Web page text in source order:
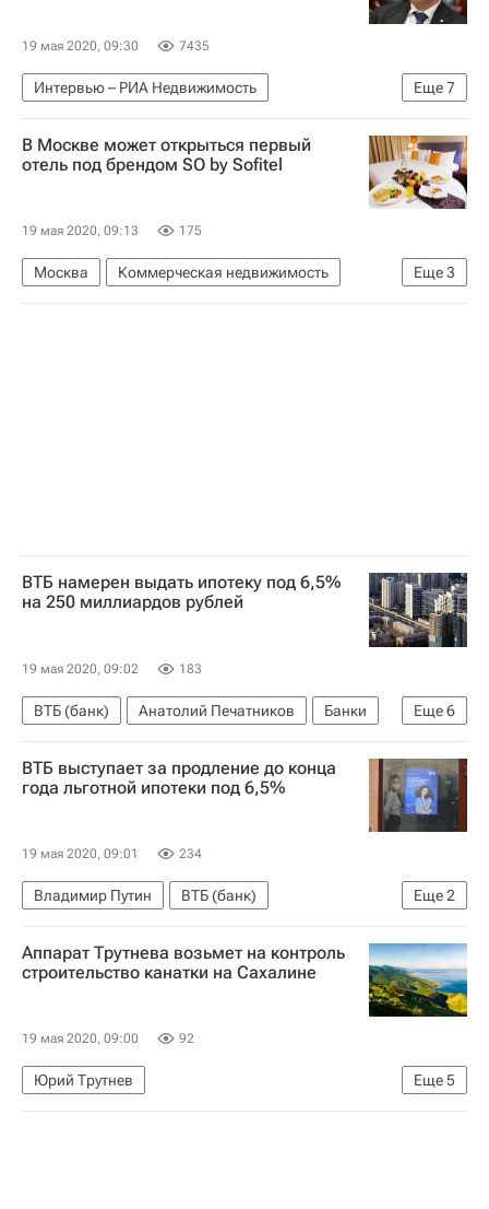
19 мая 2020, 09:30 7435
Еще7
Интервью – РИА Недвижимость
Строим просто: сокращение админбарьеров в строительстве
Иркутская область
Владимир Путин
Министерство строительства и жилищно-коммунального хозяйства РФ (Минстрой России)
Строительство
Регионы
В Москве может открыться первый
отель под брендом SO by Sofitel
19 мая 2020, 09:13 175
Еще3
Москва
Коммерческая недвижимость
Отели
Гостиницы Турция
ВТБ намерен выдать ипотеку под 6,5%
на 250 миллиардов рублей
19 мая 2020, 09:02 183
Еще6
ВТБ (банк) Анатолий Печатников
Банки
"Дом.РФ"
Барнаул
Ростов-на-Дону
Москва
Владимир Путин Жилье
ВТБ выступает за продление до конца
года льготной ипотеки под 6,5%
19 мая 2020, 09:01 234
Еще2
Владимир Путин
ВТБ (банк)
Анатолий Печатников
Ипотека
Аппарат Трутнева возьмет на контроль
строительство канатки на Сахалине
19 мая 2020, 09:00 92
Еще5
Юрий Трутнев
Федеральная служба по экологическому, технологическому и атомному надзору (Ростехнадзор)